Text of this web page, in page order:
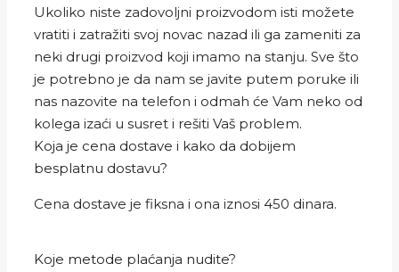
Ukoliko niste zadovoljni proizvodom isti možete
vratiti i zatražiti svoj novac nazad ili ga zameniti za
neki drugi proizvod koji imamo na stanju. Sve što
je potrebno je da nam se javite putem poruke ili
nas nazovite na telefon i odmah će Vam neko od
kolega izaći u susret i rešiti Vaš problem.
Koja je cena dostave i kako da dobijem
besplatnu dostavu?
Cena dostave je fiksna i ona iznosi 450 dinara.
Koje metode plaćanja nudite?